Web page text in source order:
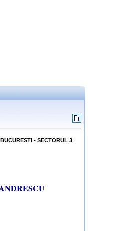
BUCURESTI - SECTORUL 3